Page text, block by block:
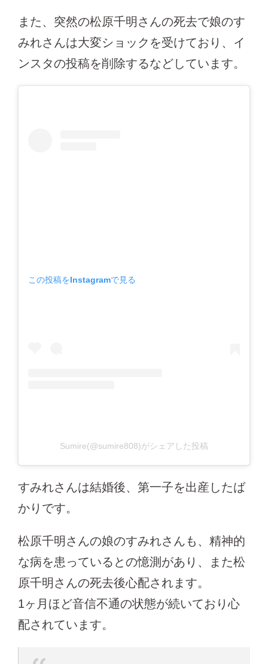
また、突然の松原千明さんの死去で娘のす
みれさんは大変ショックを受けており、イ
ンスタの投稿を削除するなどしています。
この投稿をInstagramで見る
Sumire(@sumire808)がシェアした投稿
すみれさんは結婚後、第一子を出産したば
かりです。
松原千明さんの娘のすみれさんも、精神的
な病を患っているとの憶測があり、また松
原千明さんの死去後心配されます。
1ヶ月ほど音信不通の状態が続いており心
配されています。